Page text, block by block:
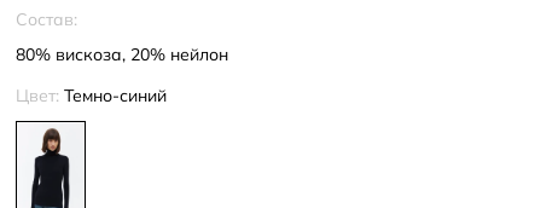
Состав:
80% вискоза, 20% нейлон
Цвет: Темно-синий